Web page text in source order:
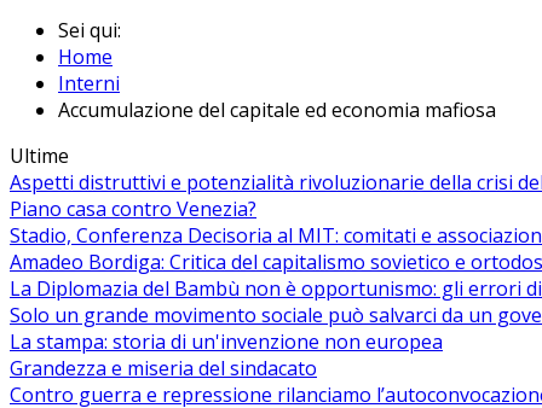
Sei qui:
Home
Interni
Accumulazione del capitale ed economia mafiosa
Ultime
Aspetti distruttivi e potenzialità rivoluzionarie della crisi
Piano casa contro Venezia?
Stadio, Conferenza Decisoria al MIT: comitati e
Amadeo Bordiga: Critica del capitalismo sovietico e
La Diplomazia del Bambù non è opportunismo: gli errori
Solo un grande movimento sociale può salvarci da un
La stampa: storia di un'invenzione non europea
Grandezza e miseria del sindacato
Contro guerra e repressione rilanciamo